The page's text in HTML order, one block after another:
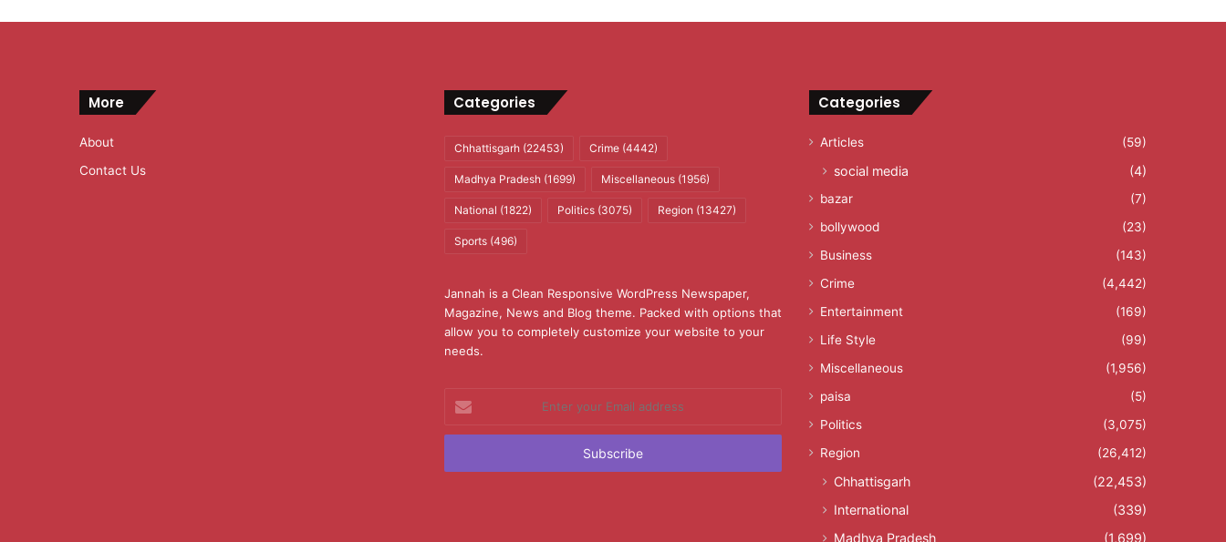
More
About
Contact Us
Categories
Chhattisgarh(22453) Crime(4442)
Madhya Pradesh(1699) Miscellaneous(1956)
National (1822) Politics(3075) Region (13427)
Sports(496)
Jannah is a Clean Responsive WordPress Newspaper,
Magazine, News and Blog theme. Packed with options that
allow you to completely customize your website to your
needs.
your
Email
Categories
Articles (59)
social media (4)
bazar
(7)
bollywood
(23)
Business
(143)
Crime
(4,442)
Entertainment
(169)
Life Style
(99)
Miscellaneous
(1,956)
paisa
(5)
Politics
(3,075)
Region
(26,412)
Chhattisgarh
(22,453)
International
(339)
Madhya Pradesh
(1,699)